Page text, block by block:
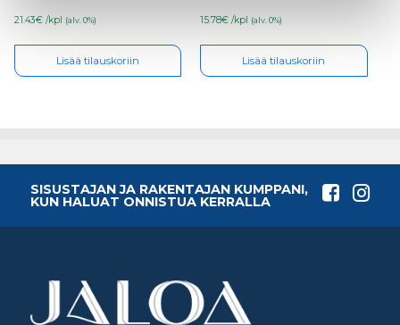
21.43€ /kpl (alv. 0%)
Lisää tilauskoriin
15.78€ /kpl (alv. 0%)
Lisää tilauskoriin
SISUSTAJAN JA RAKENTAJAN KUMPPANI,
KUN HALUAT ONNISTUA KERRALLA